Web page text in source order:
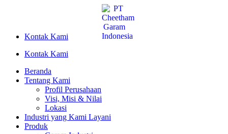
Kontak Kami
Kontak Kami
Beranda
Tentang Kami
Profil Perusahaan
Visi, Misi & Nilai
Lokasi
Industri yang Kami Layani
Produk